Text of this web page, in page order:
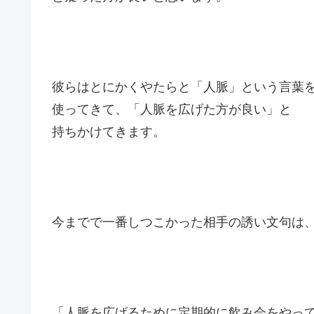
彼らはとにかくやたらと「人脈」という言葉
使ってきて、「人脈を広げた方が良い」と
持ちかけてきます。
今までで一番しつこかった相手の誘い文句は、